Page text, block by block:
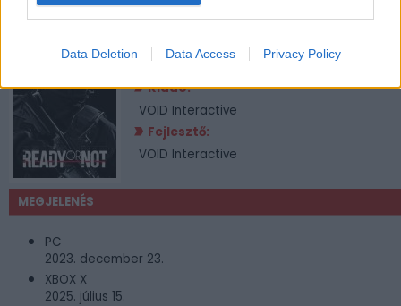
Data Deletion Data Access Privacy Policy
Ready or Not
Műfaj:
Akció
Kiadó:
VOID Interactive
Fejlesztő:
VOID Interactive
MEGJELENÉS
PC
2023. december 23.
XBOX X
2025. július 15.